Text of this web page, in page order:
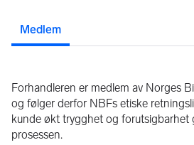
og 2024.
Billageret AS er av Dagens
bedrift 2023.
Medlem
Forhandleren er medlem av Norges
og følger derfor NBFs etiske
kunde økt trygghet og forutsigbarhet
prosessen.